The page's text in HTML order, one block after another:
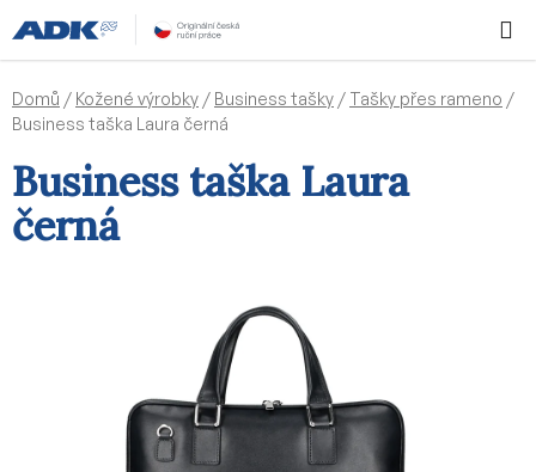
na
obsah
KOŠÍK
Domů / Kožené výrobky / Business tašky / Tašky přes rameno /
Business taška Laura černá
Business taška Laura
černá